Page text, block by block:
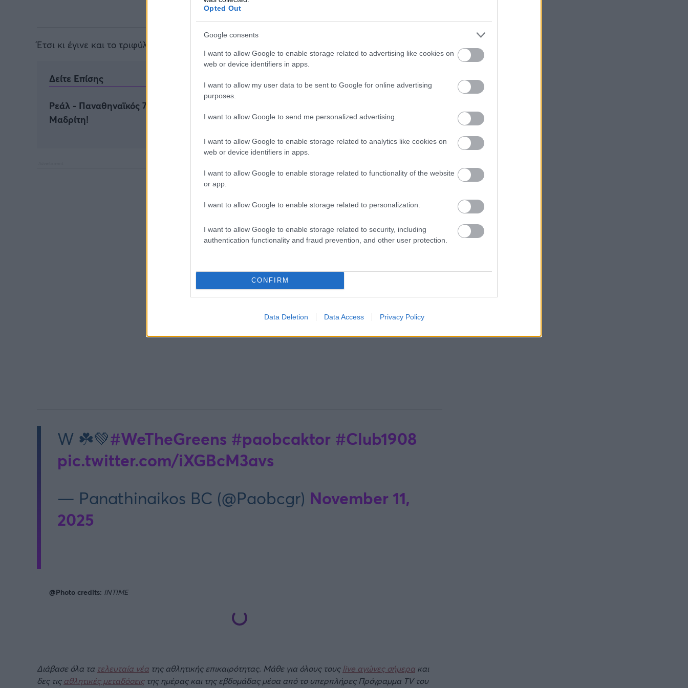
Opted Out
Google consents
I want to allow Google to enable storage related to advertising like cookies on
web or device identifiers in apps.
I want to allow my user data to be sent to Google for online advertising
purposes.
I want to allow Google to send me personalized advertising.
I want to allow Google to enable storage related to analytics like cookies on
web or device identifiers in apps.
I want to allow Google to enable storage related to functionality of the website
or app.
I want to allow Google to enable storage related to personalization.
I want to allow Google to enable storage related to security, including
authentication functionality and fraud prevention, and other user protection.
CONFIRM
Data Deletion Data Access Privacy Policy
Έτσι κι έγινε και το τριφύλλι ολοκλήρωσε θριαμβευτικά τη διπλή αγωνιστική.
Δείτε Επίσης
Ρεάλ - Παναθηναϊκός 77-87: Βασιλιάς και κυρίαρχος στην
Μαδρίτη!
W ☘️💚#WeTheGreens #paobcaktor #Club1908
pic.twitter.com/iXGBcM3avs
— Panathinaikos BC (@Paobcgr) November 11,
2025
@Photo credits: INTIME
Διάβασε όλα τα τελευταία νέα της αθλητικής επικαιρότητας. Μάθε για όλους τους live αγώνες σήμερα και
δες τιςαθλητικές μεταδόσειςτης ημέρας και της εβδομάδας μέσα από το υπερπλήρες Πρόγραμμα TV του